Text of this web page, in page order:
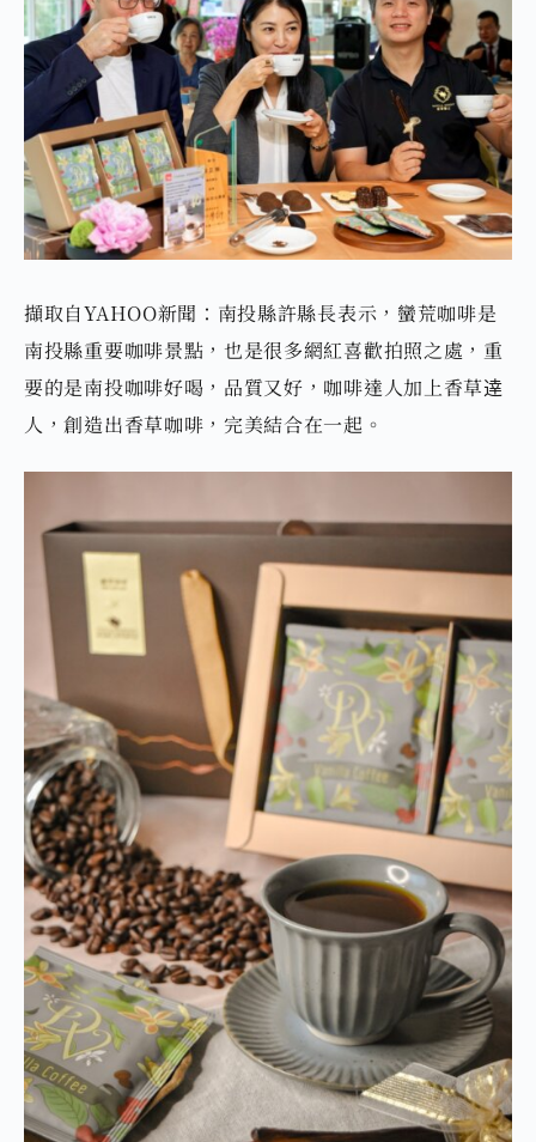
擷取自YAHOO新聞：南投縣許縣長表示，蠻荒咖啡是
南投縣重要咖啡景點，也是很多網紅喜歡拍照之處，重
要的是南投咖啡好喝，品質又好，咖啡達人加上香草逹
人，創造出香草咖啡，完美結合在一起。